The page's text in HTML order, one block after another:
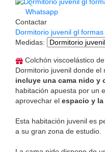
Whatsapp
Contactar
Dormitorio juvenil gl formas
Medidas:
Colchón viscoelástico
Dormitorio juvenil donde el
incluye una cama nido y
habitación apuesta por un
aprovechar el espacio y la
Esta habitación juvenil es
a su gran zona de estudio.